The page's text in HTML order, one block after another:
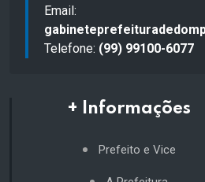
Email:
Telefone: (99) 99100-6077
+ Informações
Prefeito e Vice